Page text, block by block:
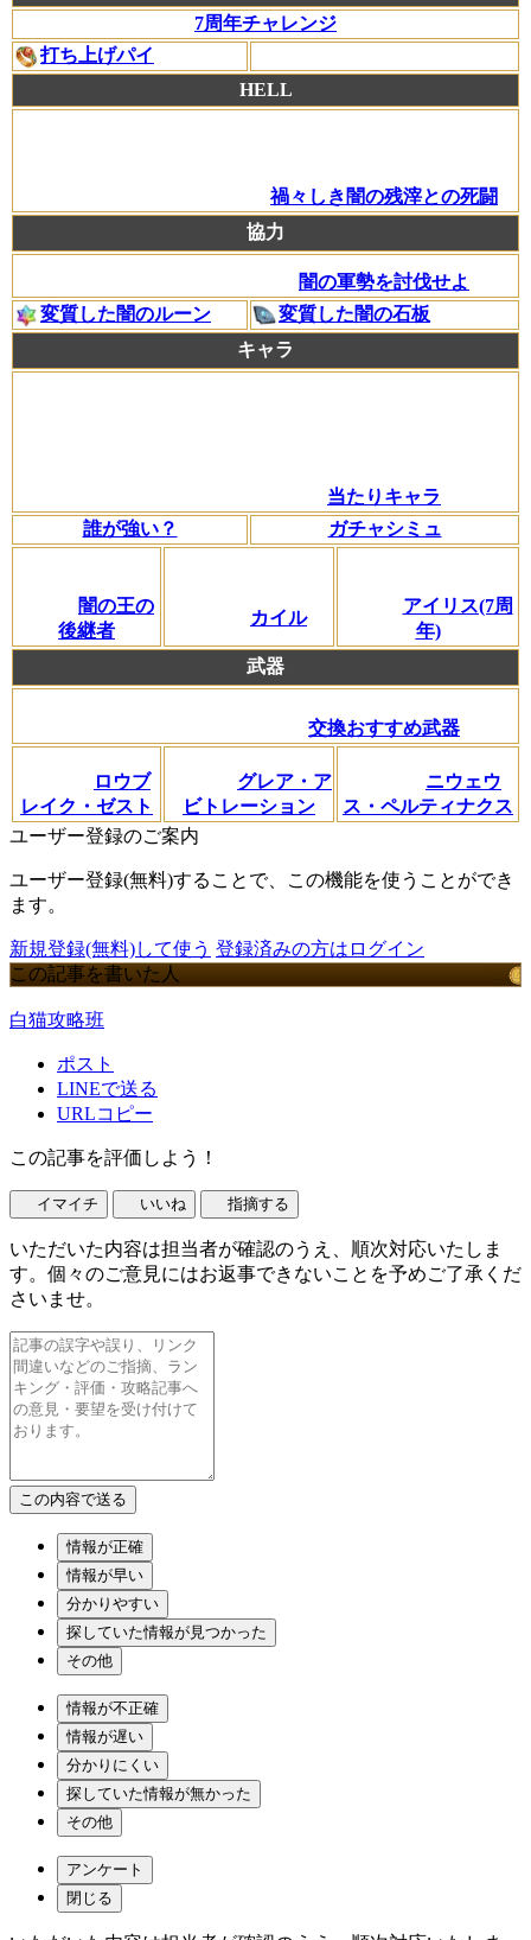
7周年チャレンジ
打ち上げパイ
HELL
禍々しき闇の残滓との死闘
協力
闇の軍勢を討伐せよ
変質した闇のルーン
変質した闇の石板
キャラ
当たりキャラ
誰が強い？
ガチャシミュ
闇の王の
後継者
カイル
アイリス(7周
年)
武器
交換おすすめ武器
ロウブ
レイク・ゼスト
グレア・ア
ビトレーション
ニウェウ
ス・ペルティナクス
ユーザー登録のご案内
ユーザー登録(無料)することで、この機能を使うことができ
ます。
新規登録(無料)して使う 登録済みの方はログイン
この記事を書いた人
白猫攻略班
ポスト
LINEで送る
URLコピー
この記事を評価しよう！
イマイチ いいね 指摘する
いただいた内容は担当者が確認のうえ、順次対応いたしま
す。個々のご意見にはお返事できないことを予めご了承くだ
さいませ。
情報が正確
情報が早い
分かりやすい
探していた情報が見つかった
その他
情報が不正確
情報が遅い
分かりにくい
探していた情報が無かった
その他
アンケート
閉じる